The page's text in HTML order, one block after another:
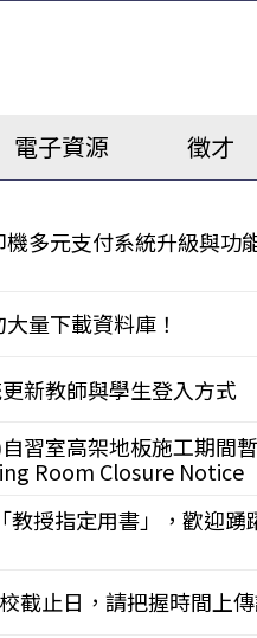
電子資源 徵才
機多元支付系統升級與功
量下載資料庫！
新教師與學生登入方式
習室高架地板施工期間
Room Closure Notice
教授指定用書」，歡迎踴
截止日，請把握時間上